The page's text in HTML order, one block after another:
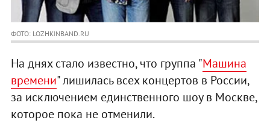
ФОТО: LOZHKINBAND.RU
На днях стало известно, что группа "Машина
времени" лишилась всех концертов в России,
за исключением единственного шоу в Москве,
которое пока не отменили.